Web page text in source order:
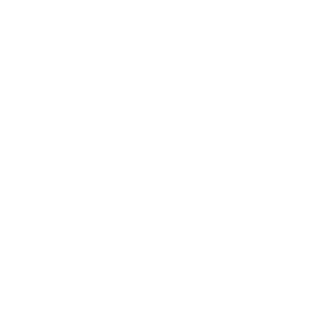
ですね！！
なります🌧
転んでケガをした…☹」